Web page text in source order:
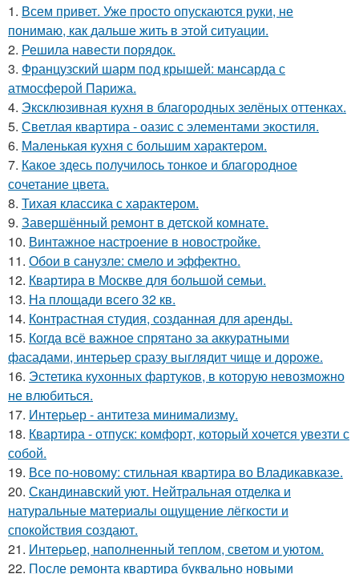
1. Всем привет. Уже просто опускаются руки, не
понимаю, как дальше жить в этой ситуации.
2. Решила навести порядок.
3. Французский шарм под крышей: мансарда с
атмосферой Парижа.
4. Эксклюзивная кухня в благородных зелёных оттенках.
5. Светлая квартира - оазис с элементами экостиля.
6. Маленькая кухня с большим характером.
7. Какое здесь получилось тонкое и благородное
сочетание цвета.
8. Тихая классика с характером.
9. Завершённый ремонт в детской комнате.
10. Винтажное настроение в новостройке.
11. Обои в санузле: смело и эффектно.
12. Квартира в Москве для большой семьи.
13. На площади всего 32 кв.
14. Контрастная студия, созданная для аренды.
15. Когда всё важное спрятано за аккуратными
фасадами, интерьер сразу выглядит чище и дороже.
16. Эстетика кухонных фартуков, в которую невозможно
не влюбиться.
17. Интерьер - антитеза минимализму.
18. Квартира - отпуск: комфорт, который хочется увезти с
собой.
19. Все по-новому: стильная квартира во Владикавказе.
20. Скандинавский уют. Нейтральная отделка и
натуральные материалы ощущение лёгкости и
спокойствия создают.
21. Интерьер, наполненный теплом, светом и уютом.
22. После ремонта квартира буквально новыми